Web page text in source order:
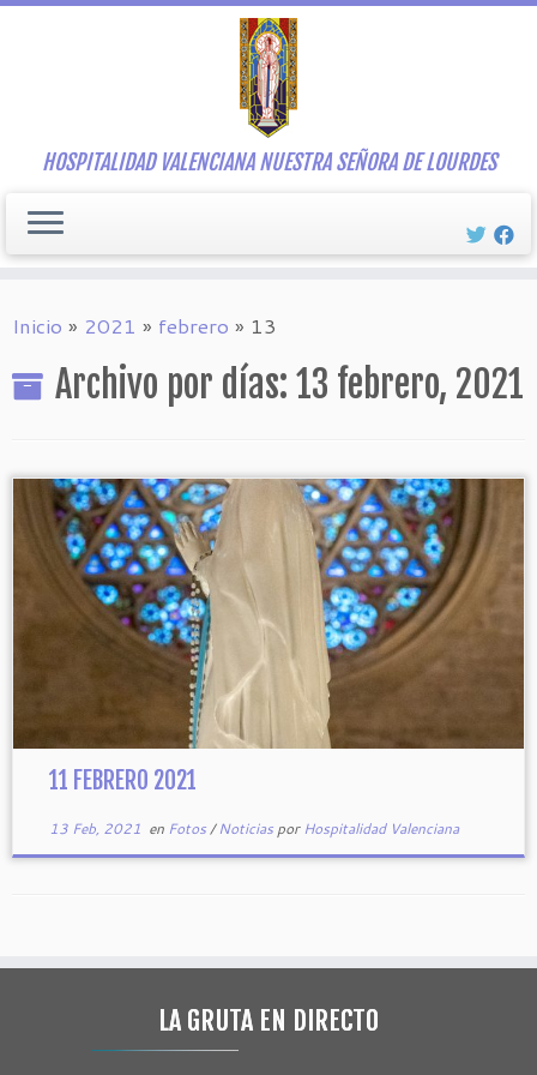
Saltar
HOSPITALIDAD VALENCIANA NUESTRA SEÑORA DE LOURDES
Inicio » 2021 » febrero » 13
Archivo por días: 13 febrero, 2021
11 FEBRERO 2021
13 Feb, 2021 en Fotos/Noticias por Hospitalidad Valenciana
LA GRUTA EN DIRECTO